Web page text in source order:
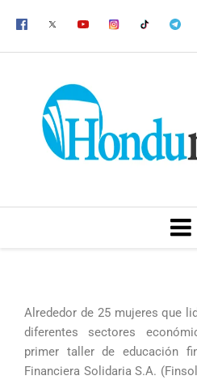
Alrededor de 25 mujeres que
diferentes sectores
primer taller de educación
Financiera Solidaria S.A.